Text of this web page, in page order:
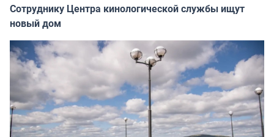
Сотруднику Центра кинологической службы ищут
новый дом